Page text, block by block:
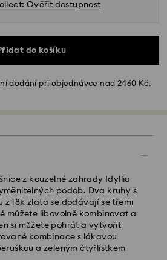
Ověřit dostupnost
do košíku
dodání při objednávce nad 2460 Kč.
z kouzelné zahrady Idyllia
podob. Dva kruhy s
z 18k zlata se dodávají se třemi
můžete libovolně kombinovat a
si můžete pohrát a vytvořit
kombinace s lákavou
a zeleným čtyřlístkem
a odeslány tentýž pracovní
2 pracovní dny po
dopravu: CZK 180
zdarma nad: CZK 2460